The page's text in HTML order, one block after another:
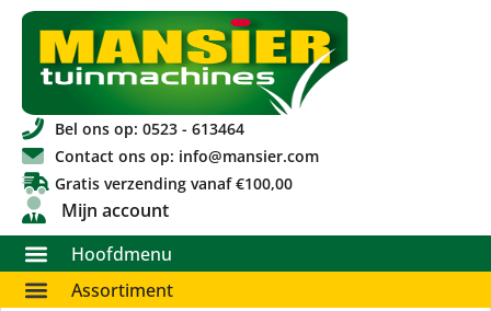
Bel ons op: 0523 - 613464
Contact ons op: info@mansier.com
Gratis verzending vanaf €100,00
Mijn account
Hoofdmenu
Assortiment